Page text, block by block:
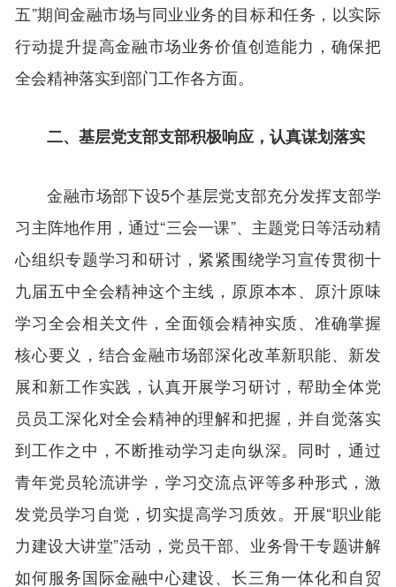
五”期间金融市场与同业业务的目标和任务，以实际
行动提升提高金融市场业务价值创造能力，确保把
全会精神落实到部门工作各方面。
二、基层党支部支部积极响应，认真谋划落实
金融市场部下设5个基层党支部充分发挥支部学
习主阵地作用，通过“三会一课”、主题党日等活动精
心组织专题学习和研讨，紧紧围绕学习宣传贯彻十
九届五中全会精神这个主线，原原本本、原汁原味
学习全会相关文件，全面领会精神实质、准确掌握
核心要义，结合金融市场部深化改革新职能、新发
展和新工作实践，认真开展学习研讨，帮助全体党
员员工深化对全会精神的理解和把握，并自觉落实
到工作之中，不断推动学习走向纵深。同时，通过
青年党员轮流讲学，学习交流点评等多种形式，激
发党员学习自觉，切实提高学习质效。开展“职业能
力建设大讲堂”活动，党员干部、业务骨干专题讲解
如何服务国际金融中心建设、长三角一体化和自贸